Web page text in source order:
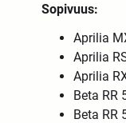
Sopivuus:
Aprilia
Aprilia
Aprilia
Beta RR
Beta RR